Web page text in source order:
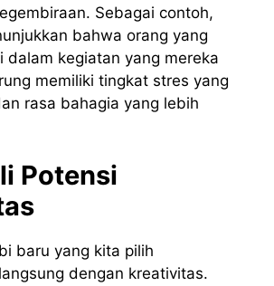
Sebagai contoh,
bahwa orang yang
dalam kegiatan yang mereka
memiliki tingkat stres yang
rasa bahagia yang lebih
Potensi
baru yang kita pilih
dengan kreativitas.